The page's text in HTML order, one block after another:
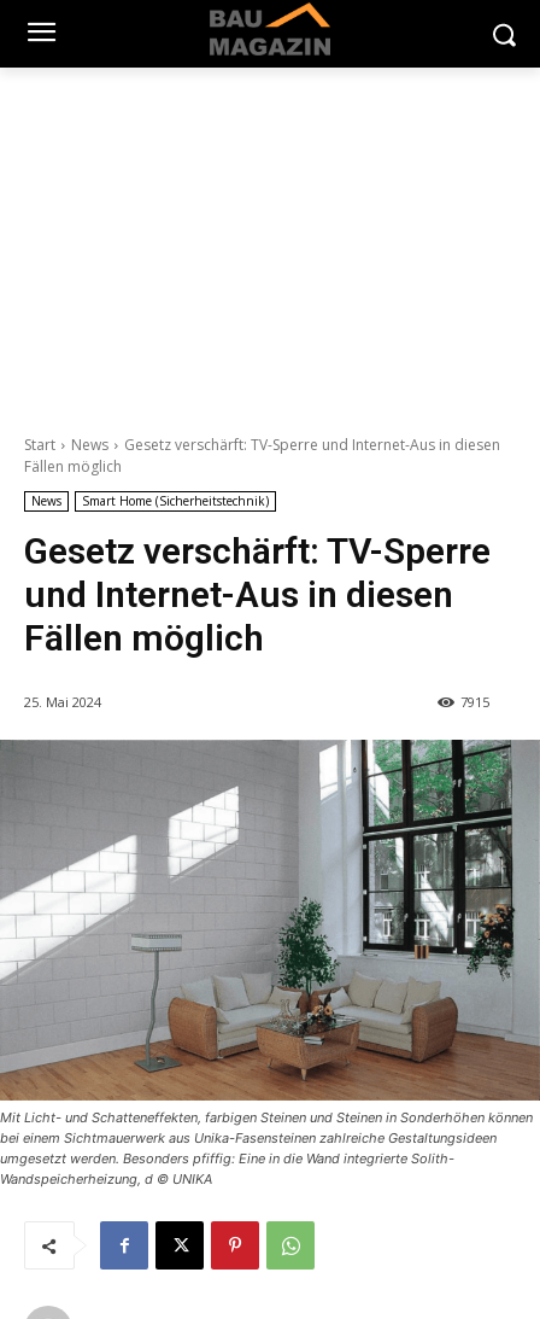
Start News
Gesetz verschärft: TV-Sperre und Internet-Aus in diesen
Fällen möglich
News Smart Home (Sicherheitstechnik)
Gesetz verschärft: TV-Sperre
und Internet-Aus in diesen
Fällen möglich
25. Mai 2024 7915
Mit Licht- und Schatteneffekten, farbigen Steinen und Steinen in Sonderhöhen können
bei einem Sichtmauerwerk aus Unika-Fasensteinen zahlreiche Gestaltungsideen
umgesetzt werden. Besonders pfiffig: Eine in die Wand integrierte Solith-
Wandspeicherheizung, d © UNIKA